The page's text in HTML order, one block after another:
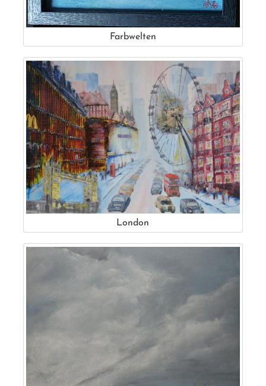
Farbwelten
London